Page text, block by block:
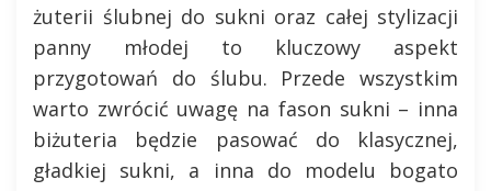
żuterii ślubnej do sukni oraz całej stylizacji
panny młodej to kluczowy aspekt
przygotowań do ślubu. Przede wszystkim
warto zwrócić uwagę na fason sukni – inna
biżuteria będzie pasować do klasycznej,
gładkiej sukni, a inna do modelu bogato